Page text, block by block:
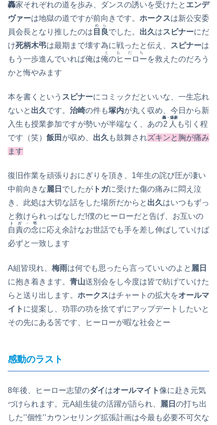
轟家それぞれの道を歩み、ダンスの誘いを受けたと エンデ
ヴァーは地獄の道ですが前向きです。 ホークスは新公安委
員会長となり推したのは 目良
めら
でした。 出久はスピナーにだ
け死柄木弔は最期まで壊す為に戦ったと伝え、 スピナーは
もう一歩進んでいれば俺は俺のヒーロー
ともだち
を救えたのだろう
かと悔やみます
本を書くという スピナーにコミックだといいな、一生忘れ
ないと 出久です。 治崎の件も塚内が丸く収め、今日から新
入生も授業参加ですが勢いが半端なく、あの2人
轟・爆豪
も引く程
です（笑） 飯田 が収め、 出久 も鼓舞されズキンと胸が痛み
ます
復旧作業を頑張りおにぎりを頂き、1年生の詫び圧が凄い
中前向きな麗日 でしたが トガに受けた傷の痛みに悶え泣
き、此処は大切な話をした場所だからと 出久はいつもずっ
と救けられっぱなしだ!僕のヒーローだと告げ、お互いの
自責の念
トガ・弔
に応え余計なお世話でも手を差し伸ばしていけば
必ず
・・
と一致します
A組皆現れ、 梅雨は何でも思ったら言っていいのよと 麗日
に抱き着きます。 青山送別会をし今度は皆で紡げていけた
らと送り出します。 ホークスはチャートの拡大をオールマ
イト に提案し、功罪の功を捨てずにアップデートしたいと
その先にある
・・
筈です、ヒーローが暇な社会とー
感動のラスト
8年後、ヒーロー志望のダイはオールマイト像に赴き元気
づけられます。元A組生徒の活躍が語られ、
麗日 の打ち出
した’’個性’’カウンセリング拡張計画は今最も必要不可欠な